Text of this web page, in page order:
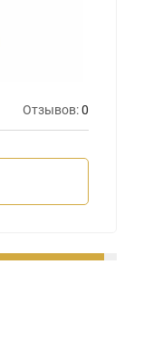
Отзывов:0